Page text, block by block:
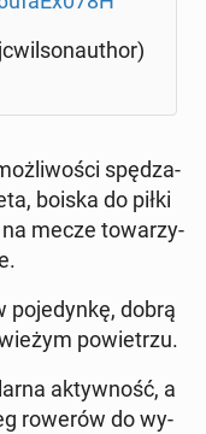
spę­dza­
boiska do piłki
na mecze to­wa­rzy­
po­je­dyn­kę, dobrą
po­wie­trzu.
ak­tyw­ność, a
rowerów do wy­